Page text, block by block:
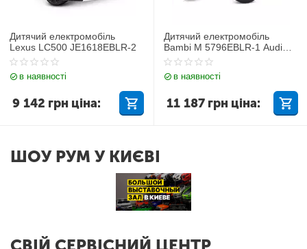
Дитячий електромобіль
Lexus LC500 JE1618EBLR-2
в наявності
9 142 грн ціна:
Дитячий електромобіль
Bambi M 5796EBLR-1 Audi
Q7
в наявності
11 187 грн ціна:
ШОУ РУМ У КИЄВІ